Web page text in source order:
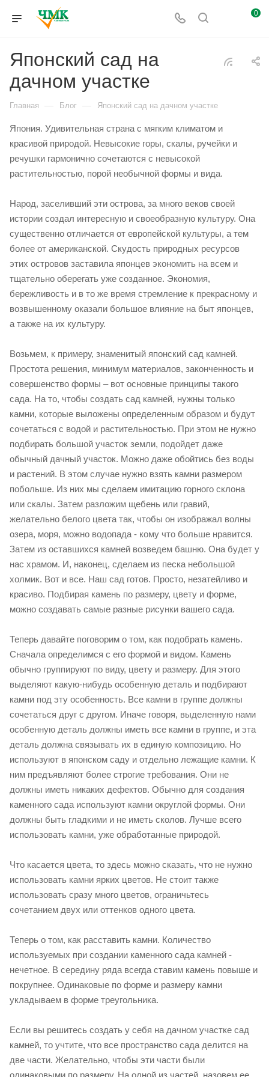
0
Японский сад на
дачном участке
Главная — Блог — Японский сад на дачном участке
Япония. Удивительная страна с мягким климатом и
красивой природой. Невысокие горы, скалы, ручейки и
речушки гармонично сочетаются с невысокой
растительностью, порой необычной формы и вида.
Народ, заселивший эти острова, за много веков своей
истории создал интересную и своеобразную культуру. Она
существенно отличается от европейской культуры, а тем
более от американской. Скудость природных ресурсов
этих островов заставила японцев экономить на всем и
тщательно оберегать уже созданное. Экономия,
бережливость и в то же время стремление к прекрасному и
возвышенному оказали большое влияние на быт японцев,
а также на их культуру.
Возьмем, к примеру, знаменитый японский сад камней.
Простота решения, минимум материалов, законченность и
совершенство формы – вот основные принципы такого
сада. На то, чтобы создать сад камней, нужны только
камни, которые выложены определенным образом и будут
сочетаться с водой и растительностью. При этом не нужно
подбирать большой участок земли, подойдет даже
обычный дачный участок. Можно даже обойтись без воды
и растений. В этом случае нужно взять камни размером
побольше. Из них мы сделаем имитацию горного склона
или скалы. Затем разложим щебень или гравий,
желательно белого цвета так, чтобы он изображал волны
озера, моря, можно водопада - кому что больше нравится.
Затем из оставшихся камней возведем башню. Она будет у
нас храмом. И, наконец, сделаем из песка небольшой
холмик. Вот и все. Наш сад готов. Просто, незатейливо и
красиво. Подбирая камень по размеру, цвету и форме,
можно создавать самые разные рисунки вашего сада.
Теперь давайте поговорим о том, как подобрать камень.
Сначала определимся с его формой и видом. Камень
обычно группируют по виду, цвету и размеру. Для этого
выделяют какую-нибудь особенную деталь и подбирают
камни под эту особенность. Все камни в группе должны
сочетаться друг с другом. Иначе говоря, выделенную нами
особенную деталь должны иметь все камни в группе, и эта
деталь должна связывать их в единую композицию. Но
используют в японском саду и отдельно лежащие камни. К
ним предъявляют более строгие требования. Они не
должны иметь никаких дефектов. Обычно для создания
каменного сада используют камни округлой формы. Они
должны быть гладкими и не иметь сколов. Лучше всего
использовать камни, уже обработанные природой.
Что касается цвета, то здесь можно сказать, что не нужно
использовать камни ярких цветов. Не стоит также
использовать сразу много цветов, ограничьтесь
сочетанием двух или оттенков одного цвета.
Теперь о том, как расставить камни. Количество
используемых при создании каменного сада камней -
нечетное. В середину ряда всегда ставим камень повыше и
покрупнее. Одинаковые по форме и размеру камни
укладываем в форме треугольника.
Если вы решитесь создать у себя на дачном участке сад
камней, то учтите, что все пространство сада делится на
две части. Желательно, чтобы эти части были
одинаковыми по размеру. На одной из частей, назовем ее